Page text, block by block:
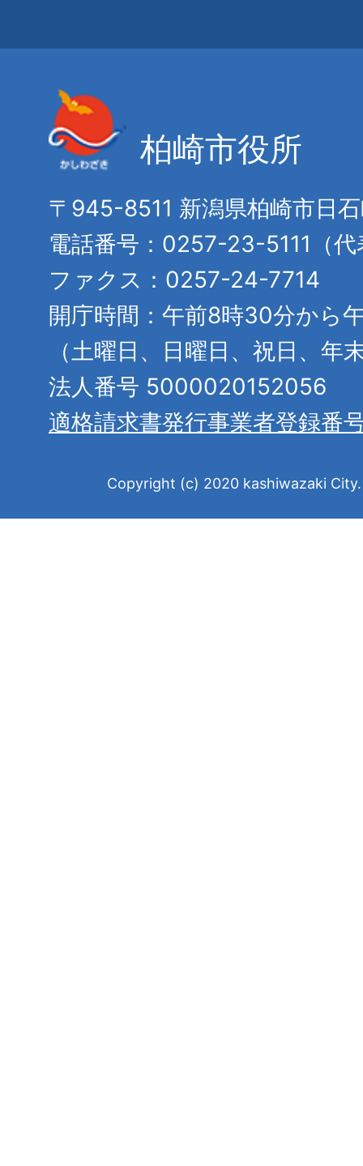
柏崎市役所
〒945-8511 新潟県柏崎市日
電話番号：0257-23-5111（代
ファクス：0257-24-7714
開庁時間：午前8時30分から
（土曜日、日曜日、祝日、年
法人番号 5000020152056
適格請求書発行事業者登録番
Copyright (c) 2020 kashiwazaki